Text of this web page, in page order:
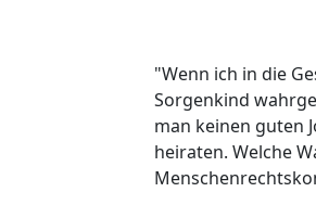
"Wenn ich in die
Sorgenkind
man keinen guten
heiraten. Welche